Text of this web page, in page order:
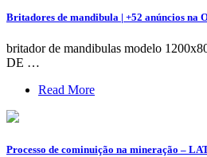
Britadores de mandibula | +52 anúncios na
britador de mandibulas modelo
DE …
Read More
Processo de cominuição na mineração –